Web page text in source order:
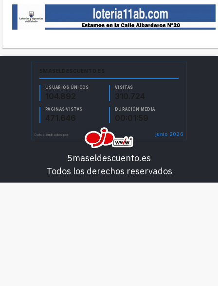
5maseldescuento.es
Todos los derechos reservados